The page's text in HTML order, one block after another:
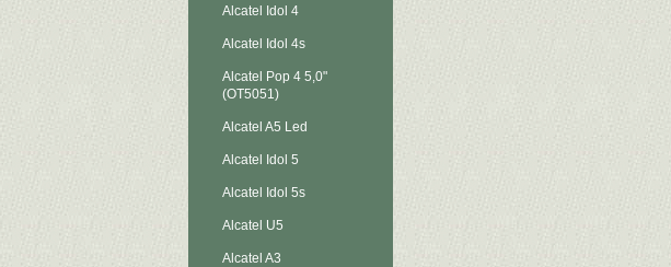
Alcatel Idol 4
Alcatel Idol 4s
Alcatel Pop 4 5,0"
(OT5051)
Alcatel A5 Led
Alcatel Idol 5
Alcatel Idol 5s
Alcatel U5
Alcatel A3